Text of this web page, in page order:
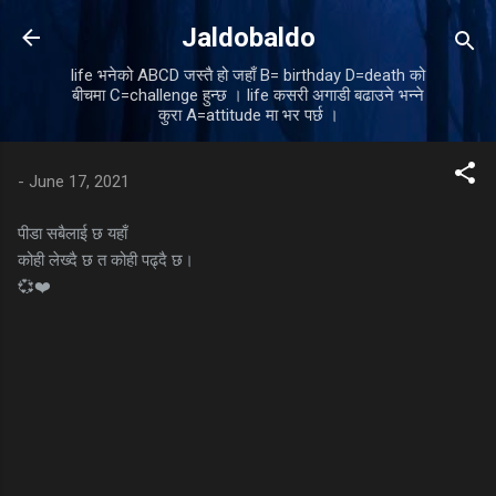
Skip to main content
Jaldobaldo
life भनेको ABCD जस्तै हो जहाँ B= birthday D=death को
बीचमा C=challenge हुन्छ । life कसरी अगाडी बढाउने भन्ने
कुरा A=attitude मा भर पर्छ ।
- June 17, 2021
पीडा सबैलाई छ यहाँ
कोही लेख्दै छ त कोही पढ्दै छ।
💞❤️